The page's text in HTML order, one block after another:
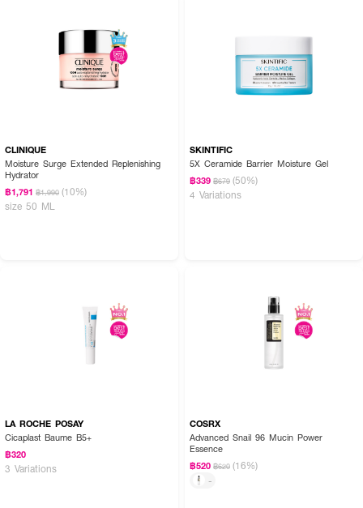
CLINIQUE
Moisture Surge Extended Replenishing
Hydrator
฿1,791 ฿1,990 (10%)
size 50 ML
SKINTIFIC
5X Ceramide Barrier Moisture Gel
฿339 ฿679 (50%)
4 Variations
LA ROCHE POSAY
Cicaplast Baume B5+
฿320
3 Variations
COSRX
Advanced Snail 96 Mucin Power
Essence
฿520 ฿620 (16%)
-